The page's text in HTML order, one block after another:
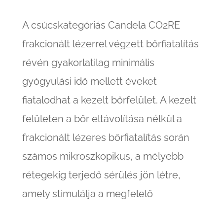
A csúcskategóriás Candela CO2RE
frakcionált lézerrel végzett bőrfiatalítás
révén gyakorlatilag minimális
gyógyulási idő mellett éveket
fiatalodhat a kezelt bőrfelület. A kezelt
felületen a bőr eltávolítása nélkül a
frakcionált lézeres bőrfiatalítás során
számos mikroszkopikus, a mélyebb
rétegekig terjedő sérülés jön létre,
amely stimulálja a megfelelő